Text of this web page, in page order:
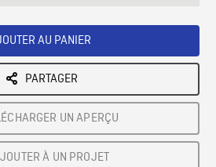
AU PANIER
PARTAGER
UN APERÇU
À UN PROJET